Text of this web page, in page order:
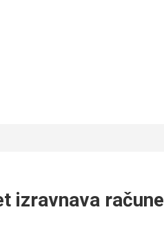
izravnava račune